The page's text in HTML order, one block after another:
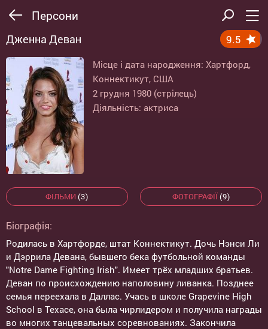
Персони
Дженна Деван 9.5
Місце і дата народження: Хартфорд,
Коннектикут, США
2 грудня 1980 (стрілець)
Діяльність: актриса
ФІЛЬМИ (3) ФОТОГРАФІЇ(9)
Біографія:
Родилась в Хартфорде, штат Коннектикут. Дочь Нэнси Ли
и Дэррила Девана, бывшего бека футбольной команды
"Notre Dame Fighting Irish". Имеет трёх младших братьев.
Деван по происхождению наполовину ливанка. Позднее
семья переехала в Даллас. Учась в школе Grapevine High
School в Техасе, она была чирлидером и получила награды
во многих танцевальных соревнованиях. Закончила